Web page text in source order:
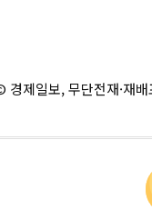
제일보, 무단전재·재배